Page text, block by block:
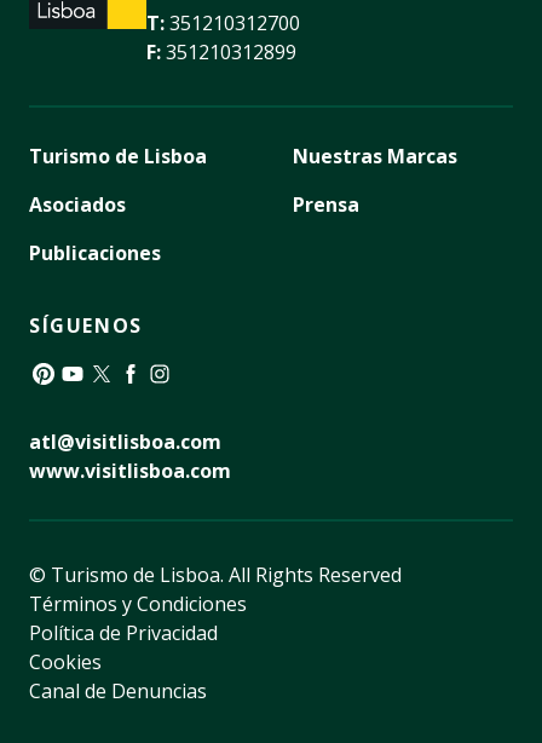
T:351210312700
F:351210312899
Turismo de Lisboa
Asociados
Publicaciones
Nuestras Marcas
Prensa
SÍGUENOS
atl@visitlisboa.com
www.visitlisboa.com
© Turismo de Lisboa. All Rights Reserved
Términos y Condiciones
Política de Privacidad
Cookies
Canal de Denuncias